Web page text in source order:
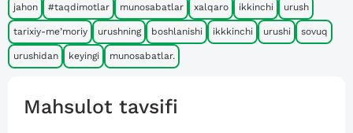
jahon #taqdimotlar munosabatlar xalqaro ikkinchi urush
tarixiy-me’moriy urushning boshlanishi ikkkinchi urushi sovuq
urushidan keyingi munosabatlar.
Mahsulot tavsifi